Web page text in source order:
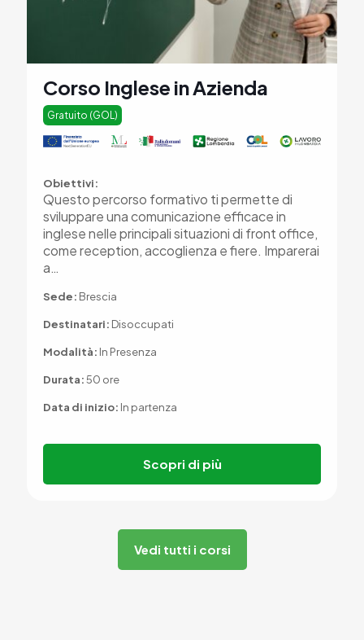
Corso Inglese in Azienda
Gratuito (GOL)
Obiettivi:
Questo percorso formativo ti permette di
sviluppare una comunicazione efficace in
inglese nelle principali situazioni di front office,
come reception, accoglienza e fiere. Imparerai
a…
Sede: Brescia
Destinatari: Disoccupati
Modalità: In Presenza
Durata:50 ore
Data di inizio: In partenza
Scopri di più
Vedi tutti i corsi